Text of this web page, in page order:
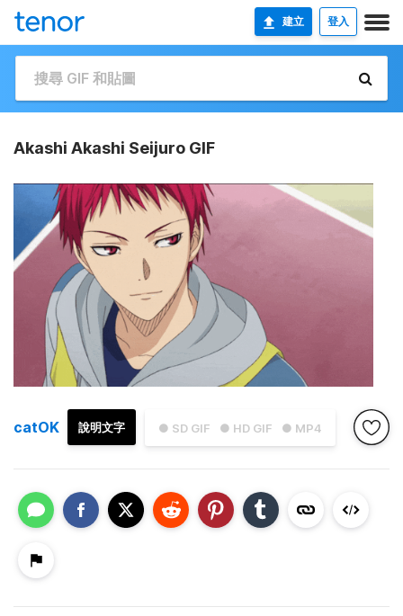
建立 登入
Akashi Akashi Seijuro GIF
● SD GIF ● HD GIF ● MP4
說明文字
catOK